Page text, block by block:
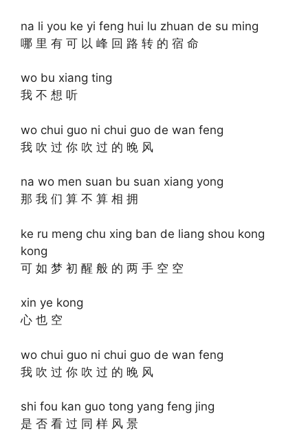
na li you ke yi feng hui lu zhuan de su ming
哪 里 有 可 以 峰 回 路 转 的 宿 命
wo bu xiang ting
我 不 想 听
wo chui guo ni chui guo de wan feng
我 吹 过 你 吹 过 的 晚 风
na wo men suan bu suan xiang yong
那 我 们 算 不 算 相 拥
ke ru meng chu xing ban de liang shou kong
kong
可 如 梦 初 醒 般 的 两 手 空 空
xin ye kong
心 也 空
wo chui guo ni chui guo de wan feng
我 吹 过 你 吹 过 的 晚 风
shi fou kan guo tong yang feng jing
是 否 看 过 同 样 风 景